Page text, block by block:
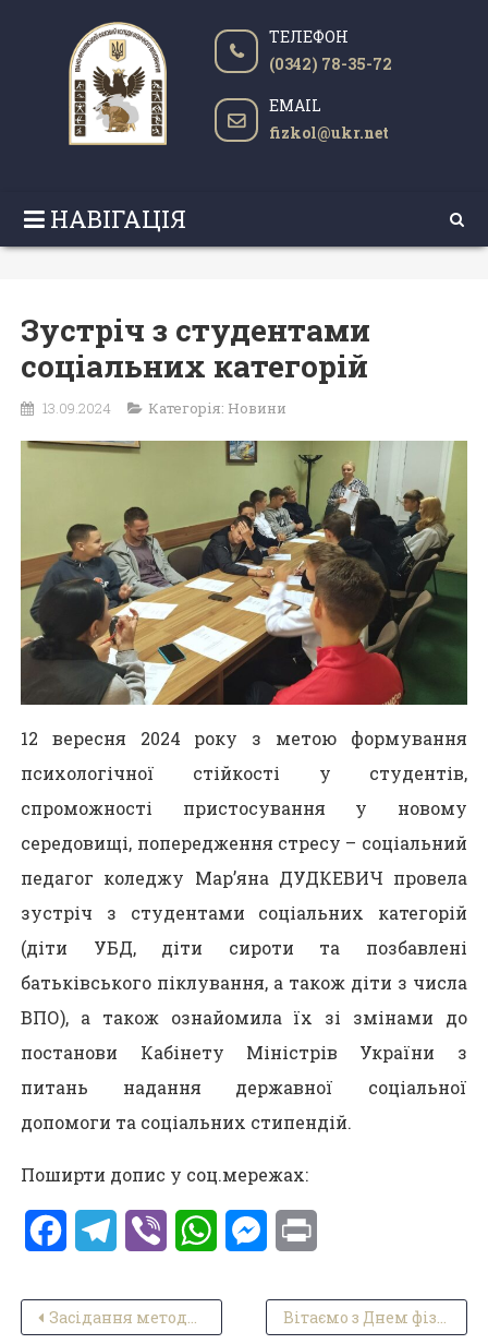
ТЕЛЕФОН
(0342) 78-35-72
EMAIL
fizkol@ukr.net
НАВІГАЦІЯ
Зустріч з студентами
соціальних категорій
13.09.2024 Категорія: Новини
12 вересня 2024 року з метою формування
психологічної стійкості у студентів,
спроможності пристосування у новому
середовищі, попередження стресу – соціальний
педагог коледжу Мар’яна ДУДКЕВИЧ провела
зустріч з студентами соціальних категорій
(діти УБД, діти сироти та позбавлені
батьківського піклування, а також діти з числа
ВПО), а також ознайомила їх зі змінами до
постанови Кабінету Міністрів України з
питань надання державної соціальної
допомоги та соціальних стипендій.
Поширти допис у соц.мережах:
FacebookTelegram
Viber WhatsAppMessenger
Навігація записів
Засідання методичного обʼєднання класних керівників Вітаємо з Днем фізичної культури і спорту!